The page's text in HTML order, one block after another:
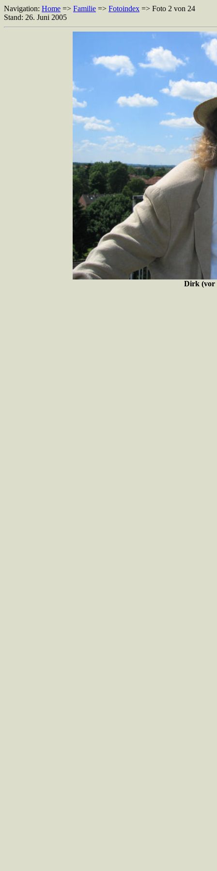
Navigation: Home => Familie => Fotoindex => Foto 2 von 24
Stand: 26. Juni 2005
Dirk (vor